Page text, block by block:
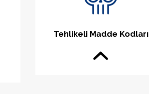
Tehlikeli Madde Kodları